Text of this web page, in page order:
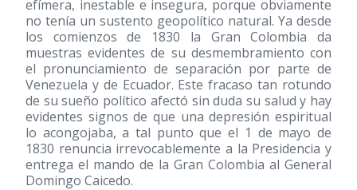
efímera, inestable e insegura, porque obviamente
no tenía un sustento geopolítico natural. Ya desde
los comienzos de 1830 la Gran Colombia da
muestras evidentes de su desmembramiento con
el pronunciamiento de separación por parte de
Venezuela y de Ecuador. Este fracaso tan rotundo
de su sueño político afectó sin duda su salud y hay
evidentes signos de que una depresión espiritual
lo acongojaba, a tal punto que el 1 de mayo de
1830 renuncia irrevocablemente a la Presidencia y
entrega el mando de la Gran Colombia al General
Domingo Caicedo.